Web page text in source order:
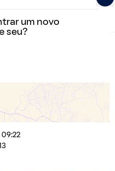
e tudo o que você
quais
e do inquilino?
relativos ao condomínio
objetivo da despesa
um novo
seu?